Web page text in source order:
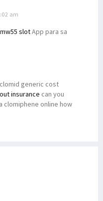
am
slotApp para sa
generic cost
insurance can you
clomiphene online how